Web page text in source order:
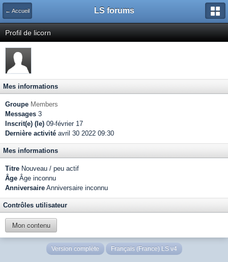
← Accueil LS forums
Profil de licorn
Mes informations
Groupe Members
Messages 3
Inscrit(e) (le) 09-février 17
Dernière activité avril 30 2022 09:30
Mes informations
Titre Nouveau / peu actif
Âge Âge inconnu
Anniversaire Anniversaire inconnu
Contrôles utilisateur
Mon contenu
Version complète Français (France) LS v4